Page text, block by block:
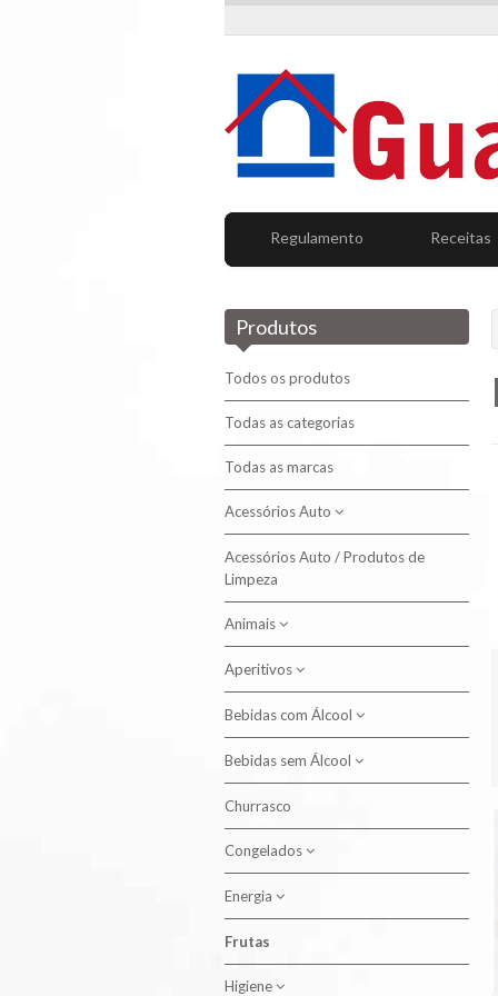
Regulamento Receitas
Produtos
Todos os produtos
Todas as categorias
Todas as marcas
Acessórios Auto
Produtos de Limpeza
Acessórios Auto / Produtos de
Limpeza
Animais
Alimento Aves
Alimento Cão
Alimento Gato
Aperitivos
Batatas Fritas
Snacks
Bebidas com Álcool
Aguardente
Cervejas
Licor
Porto
Bebidas sem Álcool
Água
Néctar
Outros
Refrigerante sem Gás
Churrasco
Congelados
Bacalhau
Carne
Frango
Energia
Pilhas
Frutas
Higiene